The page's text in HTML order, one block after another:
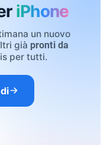
iPhone
un nuovo
già pronti da
per tutti.